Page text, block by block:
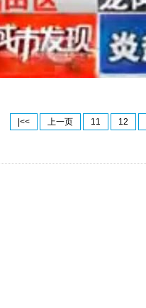
|<< 上一页 11 12